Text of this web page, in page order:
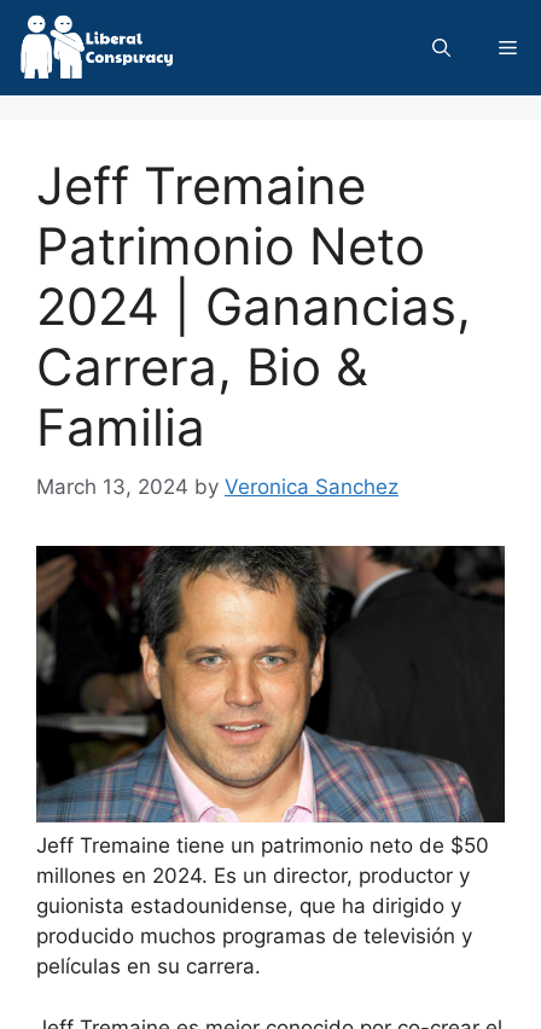
Skip
content
Jeff Tremaine
Patrimonio Neto
2024 | Ganancias,
Carrera, Bio &
Familia
March 13, 2024 by Veronica Sanchez
Jeff Tremaine tiene un patrimonio neto de $50
millones en 2024. Es un director, productor y
guionista estadounidense, que ha dirigido y
producido muchos programas de televisión y
películas en su carrera.